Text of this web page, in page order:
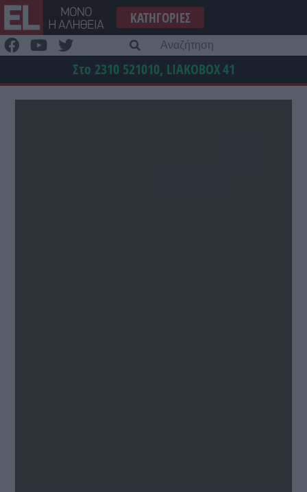
Μετάβαση
στο
περιεχόμενο
ΚΑΤΗΓΟΡΊΕΣ
Στο 2310 521010, LIAKOBOX41